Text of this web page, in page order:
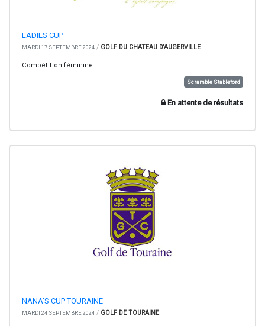
LADIES CUP
MARDI 17 SEPTEMBRE 2024 / GOLF DU CHATEAU D'AUGERVILLE
Compétition féminine
Scramble Stableford
En attente de résultats
NANA'S CUP TOURAINE
MARDI 24 SEPTEMBRE 2024 / GOLF DE TOURAINE